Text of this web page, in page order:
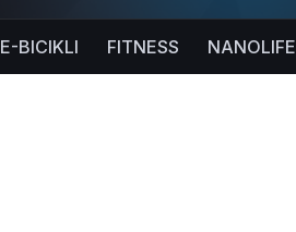
E-BICIKLI FITNESS NANOLIFE